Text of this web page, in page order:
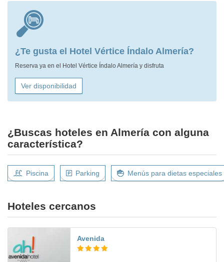
¿Te gusta el Hotel Vértice Índalo Almería?
Reserva ya en el Hotel Vértice Índalo Almería y disfruta
Ver disponibilidad
¿Buscas hoteles en Almería con alguna
característica?
Piscina Parking Menús para dietas especiales
Hoteles cercanos
Avenida